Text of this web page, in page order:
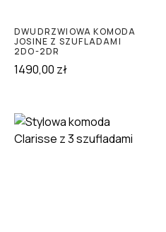
DWUDRZWIOWA KOMODA
JOSINE Z SZUFLADAMI
2DO-2DR
1490,00 zł